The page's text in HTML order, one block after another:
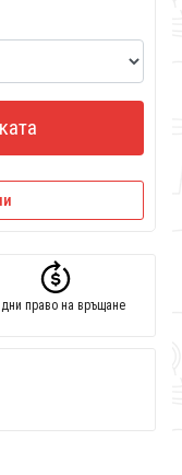
дни право на връщане